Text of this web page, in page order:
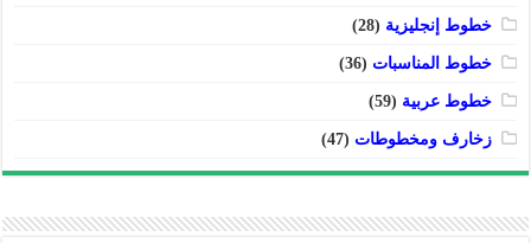
خطوط إنجليزية (28)
خطوط المناسبات (36)
خطوط عربية (59)
زخارف ومخطوطات (47)